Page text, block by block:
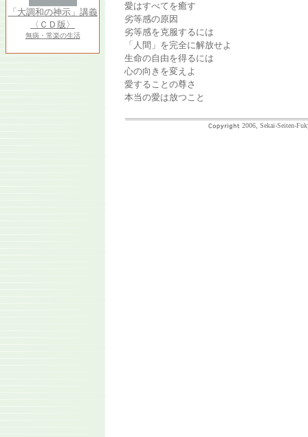
「大調和の神示」講義
〈ＣＤ版〉
無病・常楽の生活
愛はすべてを癒す
劣等感の原因
劣等感を克服するには
「人間」を完全に解放せよ
生命の自由を得るには
心の向きを変えよ
愛することの尊さ
本当の愛は放つこと
2006, Sekai-Seiten-